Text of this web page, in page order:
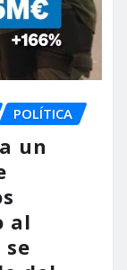
POLÍTICA
un
al